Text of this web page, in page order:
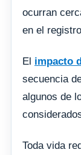
ocurran
en el
El impacto
secuencia
algunos de
Toda vida